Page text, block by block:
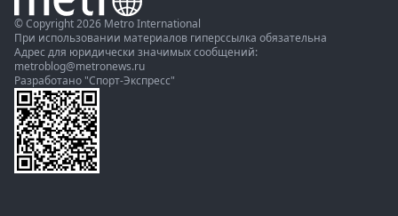
© Copyright 2026 Metro International
При использовании материалов гиперссылка обязательна
Адрес для юридически значимых сообщений:
metroblog@metronews.ru
Разработано "Спорт-Экспресс"